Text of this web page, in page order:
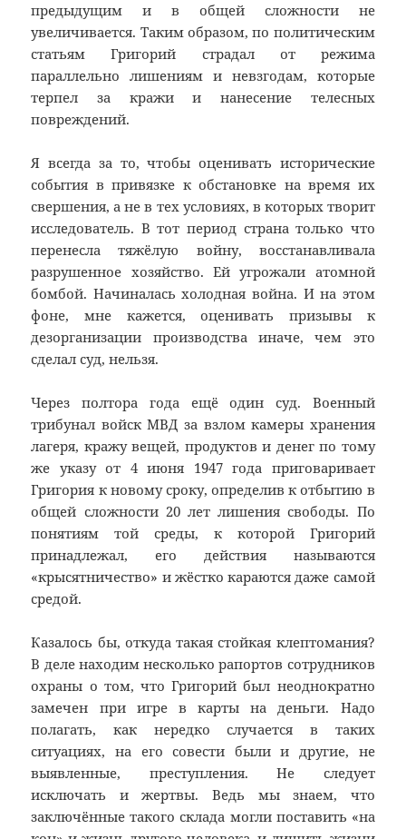
предыдущим и в общей сложности не
увеличивается. Таким образом, по политическим
статьям Григорий страдал от режима
параллельно лишениям и невзгодам, которые
терпел за кражи и нанесение телесных
повреждений.
Я всегда за то, чтобы оценивать исторические
события в привязке к обстановке на время их
свершения, а не в тех условиях, в которых творит
исследователь. В тот период страна только что
перенесла тяжёлую войну, восстанавливала
разрушенное хозяйство. Ей угрожали атомной
бомбой. Начиналась холодная война. И на этом
фоне, мне кажется, оценивать призывы к
дезорганизации производства иначе, чем это
сделал суд, нельзя.
Через полтора года ещё один суд. Военный
трибунал войск МВД за взлом камеры хранения
лагеря, кражу вещей, продуктов и денег по тому
же указу от 4 июня 1947 года приговаривает
Григория к новому сроку, определив к отбытию в
общей сложности 20 лет лишения свободы. По
понятиям той среды, к которой Григорий
принадлежал, его действия называются
«крысятничество» и жёстко караются даже самой
средой.
Казалось бы, откуда такая стойкая клептомания?
В деле находим несколько рапортов сотрудников
охраны о том, что Григорий был неоднократно
замечен при игре в карты на деньги. Надо
полагать, как нередко случается в таких
ситуациях, на его совести были и другие, не
выявленные, преступления. Не следует
исключать и жертвы. Ведь мы знаем, что
заключённые такого склада могли поставить «на